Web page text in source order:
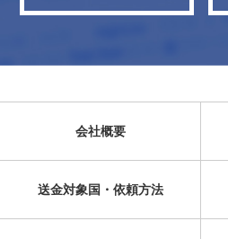
会社概要
送金対象国・依頼方法